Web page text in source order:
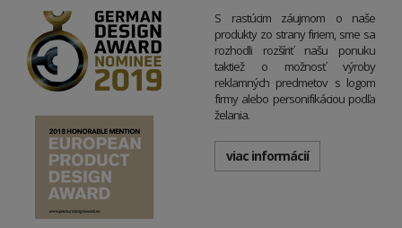
S rastúcim záujmom o naše
produkty zo strany firiem, sme sa
rozhodli rozšíriť našu ponuku
taktiež o možnosť výroby
reklamných predmetov s logom
firmy alebo personifikáciou podľa
želania.
viac informácií